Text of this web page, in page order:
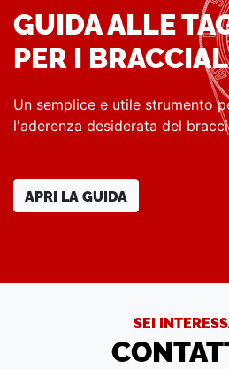
GUIDA ALLE
PER I
Un semplice e utile strumento
l'aderenza desiderata del
APRI LA GUIDA
SEI